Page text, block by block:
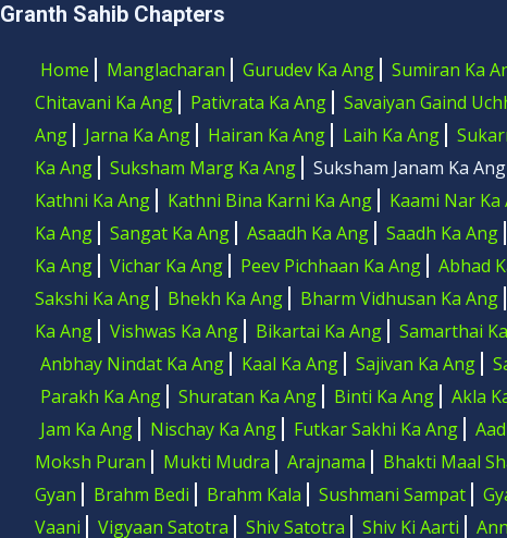
Granth Sahib Chapters
Home Manglacharan Gurudev Ka Ang Sumiran Ka
Chitavani Ka Ang
Pativrata Ka Ang Savaiyan Gaind
Ang
Jarna Ka Ang Hairan Ka Ang Laih Ka Ang
Ka Ang
Suksham Marg Ka Ang Suksham Janam Ka Ang
Kathni Ka Ang
Kathni Bina Karni Ka Ang Kaami Nar Ka
Ka Ang
Sangat Ka Ang Asaadh Ka Ang Saadh Ka Ang
Ka Ang
Vichar Ka Ang Peev Pichhaan Ka Ang Abhad
Sakshi Ka Ang
Bhekh Ka Ang Bharm Vidhusan Ka Ang
Ka Ang
Vishwas Ka Ang Bikartai Ka Ang Samarthai
Anbhay Nindat Ka Ang
Kaal Ka Ang Sajivan Ka Ang
Parakh Ka Ang
Shuratan Ka Ang Binti Ka Ang Akla
Jam Ka Ang
Nischay Ka Ang Futkar Sakhi Ka Ang
Moksh Puran
Mukti Mudra Arajnama Bhakti Maal
Gyan
Brahm Bedi Brahm Kala Sushmani Sampat
Vaani
Vigyaan Satotra Shiv Satotra Shiv Ki Aarti